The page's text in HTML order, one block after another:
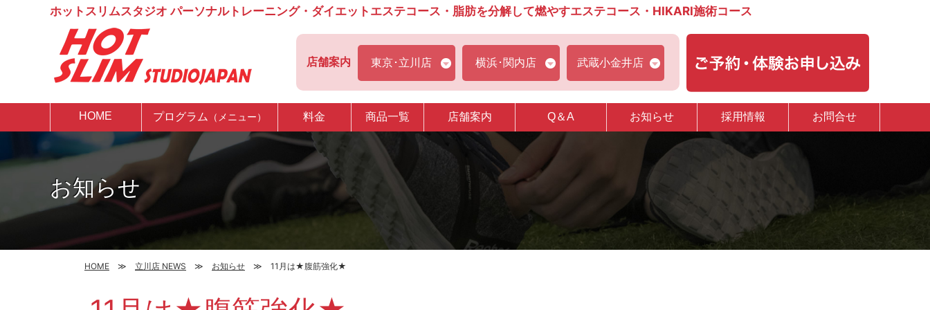
ホットスリムスタジオ パーソナルトレーニング・ダイエットエステコース・脂肪を分解して燃やすエステコース・HIKARI施術コース
店舗案内 東京･立川店 横浜･関内店 武蔵小金井店
HOME プログラム （メニュー） 料金 商品一覧 店舗案内 Q＆A お知らせ 採用情報 お問合せ
お知らせ
HOME 立川店 NEWS お知らせ 11月は★腹筋強化★